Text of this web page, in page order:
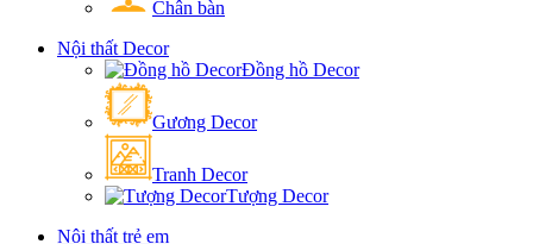
Chân bàn
Nội thất Decor
Đồng hồ Decor
Gương Decor
Tranh Decor
Tượng Decor
Nội thất trẻ em